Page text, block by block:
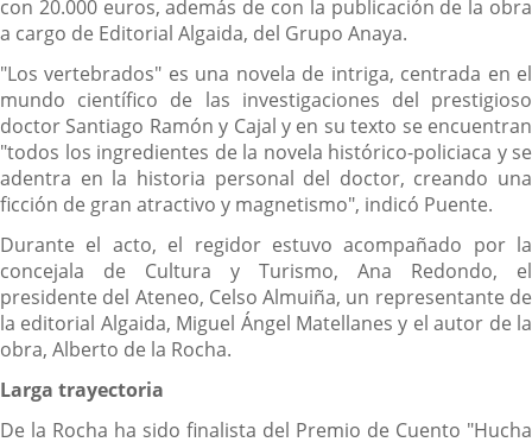
con 20.000 euros, además de con la publicación de la obra
a cargo de Editorial Algaida, del Grupo Anaya.
"Los vertebrados" es una novela de intriga, centrada en el
mundo científico de las investigaciones del prestigioso
doctor Santiago Ramón y Cajal y en su texto se encuentran
"todos los ingredientes de la novela histórico-policiaca y se
adentra en la historia personal del doctor, creando una
ficción de gran atractivo y magnetismo", indicó Puente.
Durante el acto, el regidor estuvo acompañado por la
concejala de Cultura y Turismo, Ana Redondo, el
presidente del Ateneo, Celso Almuiña, un representante de
la editorial Algaida, Miguel Ángel Matellanes y el autor de la
obra, Alberto de la Rocha.
Larga trayectoria
De la Rocha ha sido finalista del Premio de Cuento "Hucha